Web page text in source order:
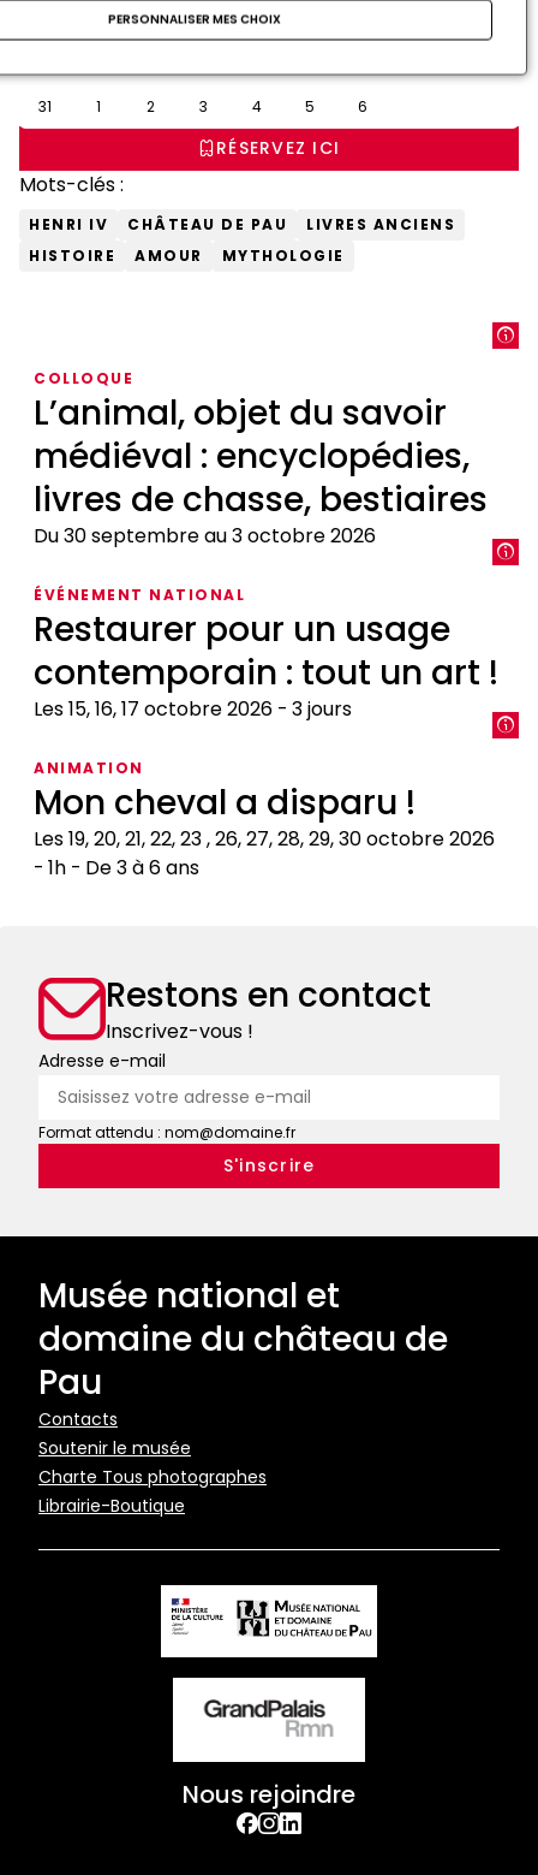
19 20 21
31 1 2 3 4 5 6
RÉSERVEZ ICI
Mots-clés :
HENRI IV CHÂTEAU DE PAU
LIVRES ANCIENS
HISTOIRE
AMOUR MYTHOLOGIE
L’animal, objet du savoir
médiéval : encyclopédies,
livres de chasse, bestiaires
Du 30 septembre au 3 octobre 2026
COLLOQUE
L’animal,
objet
du
savoir
médiéval
livres
de
chasse,
bestiaires
Restaurer pour un usage
contemporain : tout un art !
Les 15, 16, 17 octobre 2026 3 jours
ÉVÉNEMENT NATIONAL
pour
un
usage
contemporain
art
Mon cheval a disparu !
Les 19, 20, 21, 22, 23 , 26, 27, 28, 29, 30 octobre 2026
1h
De 3 à 6 ans
ANIMATION
disparu
Restons en contact
Inscrivez-vous !
Adresse e-mail
Format attendu : nom@domaine.fr
Musée national et
domaine du château de
Pau
Pied
de
page
Contacts
Soutenir le musée
Charte Tous photographes
Librairie-Boutique
Nous rejoindre
facebook
Instagram
PERSONNALISER MES CHOIX